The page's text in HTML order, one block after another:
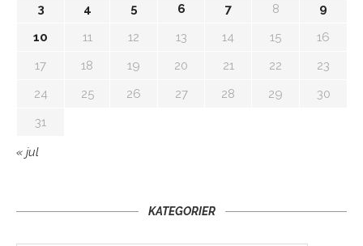
3
4 5 6 7 8
9
10
11 12 13 14 15
16
17
18 19 20 21 22
23
24
25 26 27 28 29
30
31
« jul
KATEGORIER